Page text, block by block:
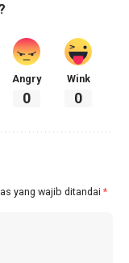
Angry
0
Wink
0
yang wajib ditandai *